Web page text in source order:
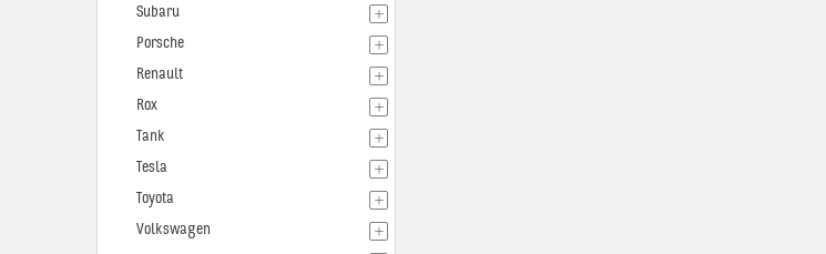
Subaru
Porsche
Renault
Rox
Tank
Tesla
Toyota
Volkswagen